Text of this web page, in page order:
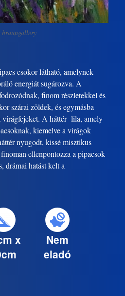
braungallery
csokor látható, amelynek
energiát sugározva. A
finom részletekkel és
szárai zöldek, és egymásba
virágfejeket. A háttér lila, amely
kiemelve a virágok
nyugodt, kissé misztikus
ellenpontozza a pipacsok
drámai hatást kelt a
x
Nem
eladó